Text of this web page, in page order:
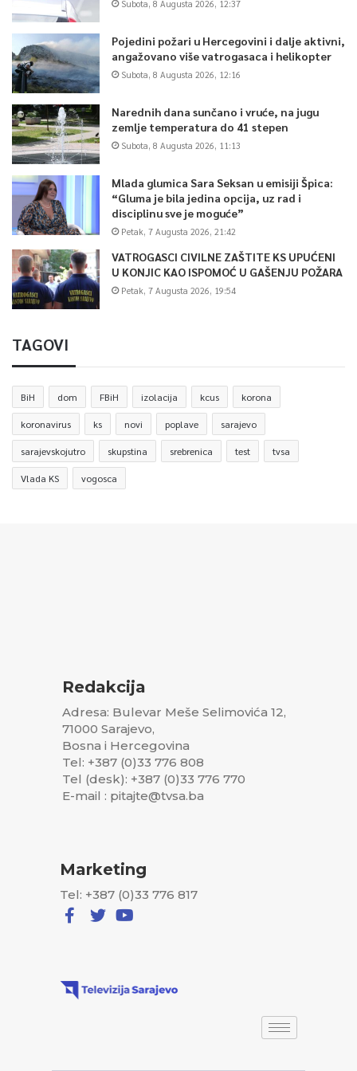
posebni COVID-19 mobilni timovi, o ćemu će CIK BiH imati
informaciju nakon izbora) .
Iz CIK-a BiH podsjećaju da će po jedno biračko mjesto 15.
novembra ove godine biti otvoreno u u Ambasadi BiH u Beču,
Počasnom konzulatu BiH u Gracu, Generalnom konzulatu BiH u
Štutgartu, Generalnom konzulatu BiH u Minhenu, Ambasadi BiH
u Oslu, Ambasadi BiH u Beogradu i Generalnom konzulatu BiH u
Čikagu.
0
Article Rating
Subota, 8 Augusta 2026, 12:37
Pojedini požari u Hercegovini i dalje aktivni,
angažovano više vatrogasaca i helikopter
Subota, 8 Augusta 2026, 12:16
Narednih dana sunčano i vruće, na jugu
zemlje temperatura do 41 stepen
Subota, 8 Augusta 2026, 11:13
Mlada glumica Sara Seksan u emisiji Špica:
“Gluma je bila jedina opcija, uz rad i
disciplinu sve je moguće”
Petak, 7 Augusta 2026, 21:42
VATROGASCI CIVILNE ZAŠTITE KS UPUĆENI
U KONJIC KAO ISPOMOĆ U GAŠENJU POŽARA
Petak, 7 Augusta 2026, 19:54
TAGOVI
BiH dom FBiH izolacija kcus korona
koronavirus ks novi poplave sarajevo
sarajevskojutro skupstina srebrenica test tvsa
Vlada KS vogosca
Redakcija
Adresa: Bulevar Meše Selimovića 12,
71000 Sarajevo,
Bosna i Hercegovina
Tel: +387 (0)33 776 808
Tel (desk): +387 (0)33 776 770
E-mail : pitajte@tvsa.ba
Marketing
Tel: +387 (0)33 776 817